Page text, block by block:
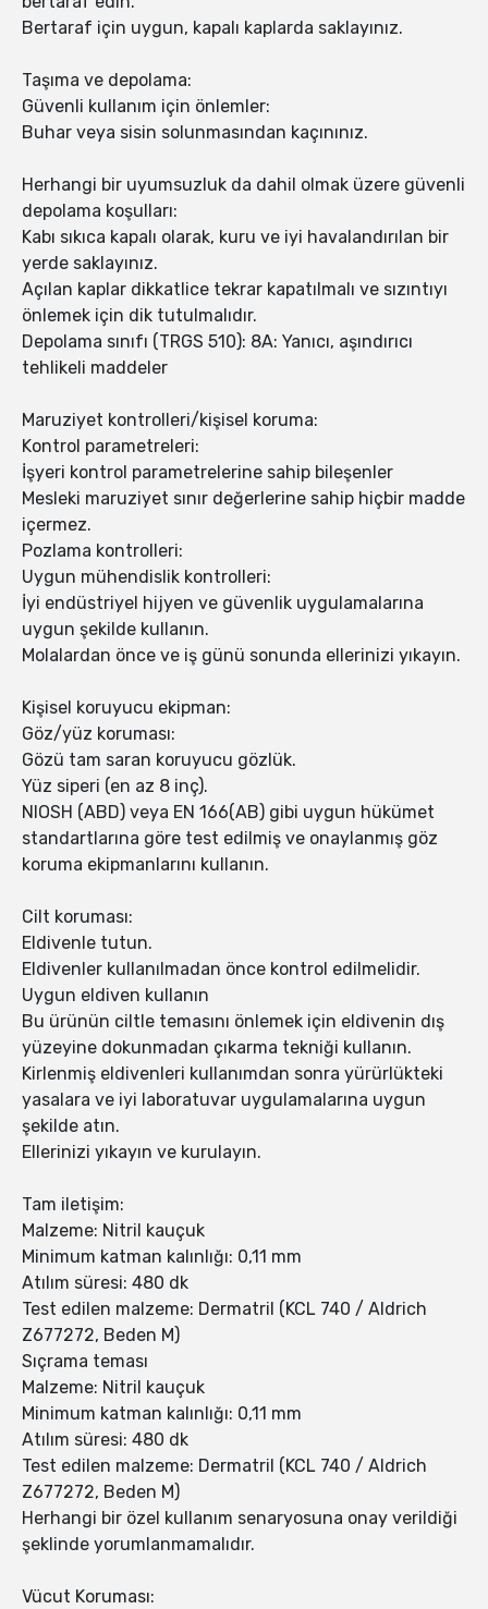
Bertaraf için uygun, kapalı kaplarda saklayınız.
Taşıma ve depolama:
Güvenli kullanım için önlemler:
Buhar veya sisin solunmasından kaçınınız.
Herhangi bir uyumsuzluk da dahil olmak üzere güvenli
depolama koşulları:
Kabı sıkıca kapalı olarak, kuru ve iyi havalandırılan bir
yerde saklayınız.
Açılan kaplar dikkatlice tekrar kapatılmalı ve sızıntıyı
önlemek için dik tutulmalıdır.
Depolama sınıfı (TRGS 510): 8A: Yanıcı, aşındırıcı
tehlikeli maddeler
Maruziyet kontrolleri/kişisel koruma:
Kontrol parametreleri:
İşyeri kontrol parametrelerine sahip bileşenler
Mesleki maruziyet sınır değerlerine sahip hiçbir madde
içermez.
Pozlama kontrolleri:
Uygun mühendislik kontrolleri:
İyi endüstriyel hijyen ve güvenlik uygulamalarına
uygun şekilde kullanın.
Molalardan önce ve iş günü sonunda ellerinizi yıkayın.
Kişisel koruyucu ekipman:
Göz/yüz koruması:
Gözü tam saran koruyucu gözlük.
Yüz siperi (en az 8 inç).
NIOSH (ABD) veya EN 166(AB) gibi uygun hükümet
standartlarına göre test edilmiş ve onaylanmış göz
koruma ekipmanlarını kullanın.
Cilt koruması:
Eldivenle tutun.
Eldivenler kullanılmadan önce kontrol edilmelidir.
Uygun eldiven kullanın
Bu ürünün ciltle temasını önlemek için eldivenin dış
yüzeyine dokunmadan çıkarma tekniği kullanın.
Kirlenmiş eldivenleri kullanımdan sonra yürürlükteki
yasalara ve iyi laboratuvar uygulamalarına uygun
şekilde atın.
Ellerinizi yıkayın ve kurulayın.
Tam iletişim:
Malzeme: Nitril kauçuk
Minimum katman kalınlığı: 0,11 mm
Atılım süresi: 480 dk
Test edilen malzeme: Dermatril (KCL 740 / Aldrich
Z677272, Beden M)
Sıçrama teması
Malzeme: Nitril kauçuk
Minimum katman kalınlığı: 0,11 mm
Atılım süresi: 480 dk
Test edilen malzeme: Dermatril (KCL 740 / Aldrich
Z677272, Beden M)
Herhangi bir özel kullanım senaryosuna onay verildiği
şeklinde yorumlanmamalıdır.
Vücut Koruması: